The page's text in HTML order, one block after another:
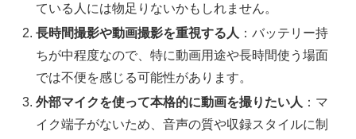
ている人には物足りないかもしれません。
長時間撮影や動画撮影を重視する人 ：バッテリー持
ちが中程度なので、特に動画用途や長時間使う場面
では不便を感じる可能性があります。
外部マイクを使って本格的に動画を撮りたい人 ：マ
イク端子がないため、音声の質や収録スタイルに制